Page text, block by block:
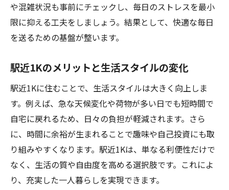
や混雑状況も事前にチェックし、毎日のストレスを最小
限に抑える工夫をしましょう。結果として、快適な毎日
を送るための基盤が整います。
駅近1Kのメリットと生活スタイルの変化
駅近1Kに住むことで、生活スタイルは大きく向上しま
す。例えば、急な天候変化や荷物が多い日でも短時間で
自宅に戻れるため、日々の負担が軽減されます。さら
に、時間に余裕が生まれることで趣味や自己投資にも取
り組みやすくなります。駅近1Kは、単なる利便性だけで
なく、生活の質や自由度を高める選択肢です。これによ
り、充実した一人暮らしを実現できます。